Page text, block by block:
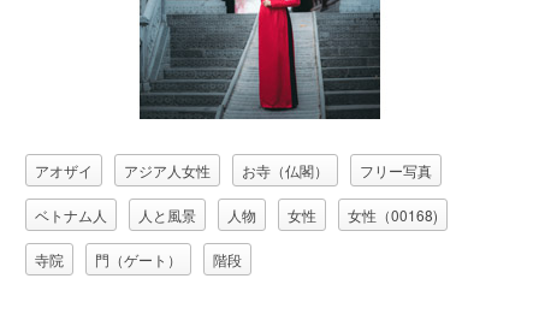
アオザイ アジア人女性 お寺（仏閣） フリー写真
ベトナム人 人と風景 人物 女性 女性（00168)
寺院 門（ゲート） 階段